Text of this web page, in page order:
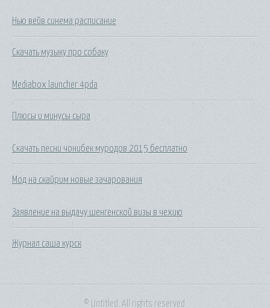
Нью вейв синема расписание
Скачать музыку про собаку
Mediabox launcher 4pda
Плюсы и минусы сыра
Скачать песни чонибек муродов 2015 бесплатно
Мод на скайрим новые зачарования
Заявление на выдачу шенгенской визы в чехию
Журнал саша курск
© Untitled. All rights reserved.